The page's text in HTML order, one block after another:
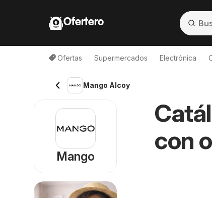
Ofertero
Ofertas Supermercados Electrónica
Mango Alcoy
con
Mango